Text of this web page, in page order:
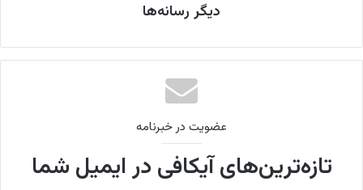
دیگر رسانه‌ها
عضویت در خبرنامه
تازه‌ترین‌های آیکافی در ایمیل شما